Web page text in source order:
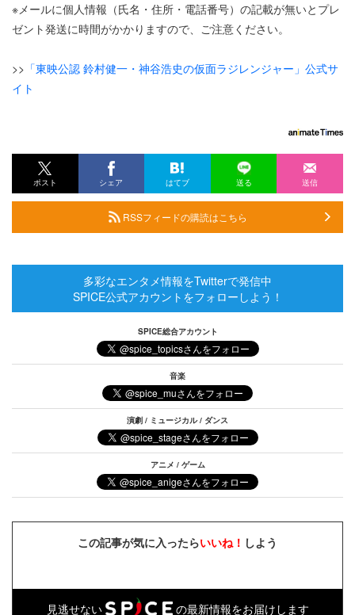
※メールに個人情報（氏名・住所・電話番号）の記載が無いとプレ
ゼント発送に時間がかかりますので、ご注意ください。
>> 「東映公認 鈴村健一・神谷浩史の仮面ラジレンジャー」公式サ
イト
ポスト シェア はてブ 送る 送信
RSSフィードの購読はこちら
多彩なエンタメ情報をTwitterで発信中
SPICE公式アカウントをフォローしよう！
SPICE総合アカウント
音楽
演劇 / ミュージカル / ダンス
アニメ / ゲーム
この記事が気に入ったらいいね！ しよう
見逃せない の最新情報をお届けします